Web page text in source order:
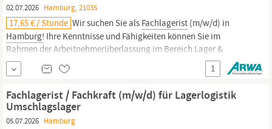
02.07.2026 Hamburg, 21035
17,65 € / Stunde Wir suchen Sie als Fachlagerist (m/w/d) in
Hamburg! Ihre Kenntnisse und Fähigkeiten können Sie im
Rahmen der Arbeitnehmerüberlassung im Bereich Lager &
Logistik vertiefen. Ihr Job ist in Vollzeit, SchichtWochenende und
Sie erhalten 17,65 € bis 18,00 € pro Stunde. Wir bieten Ihnen Bis zu
30 Tage Urlaub pro Jahr Es erwartet Dich ein...
1
Fachlagerist / Fachkraft (m/w/d) für Lagerlogistik
Umschlagslager
05.07.2026 Hamburg